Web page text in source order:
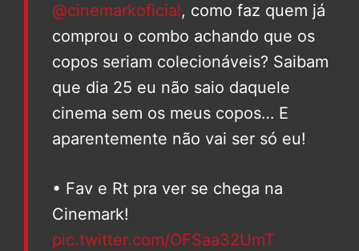
@cinemarkoficial, como faz quem já
comprou o combo achando que os
copos seriam colecionáveis? Saibam
que dia 25 eu não saio daquele
cinema sem os meus copos… E
aparentemente não vai ser só eu!
• Fav e Rt pra ver se chega na
Cinemark!
pic.twitter.com/OFSaa32UmT